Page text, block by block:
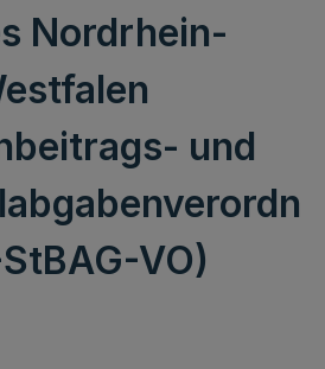
Nordrhein-
und
VO)